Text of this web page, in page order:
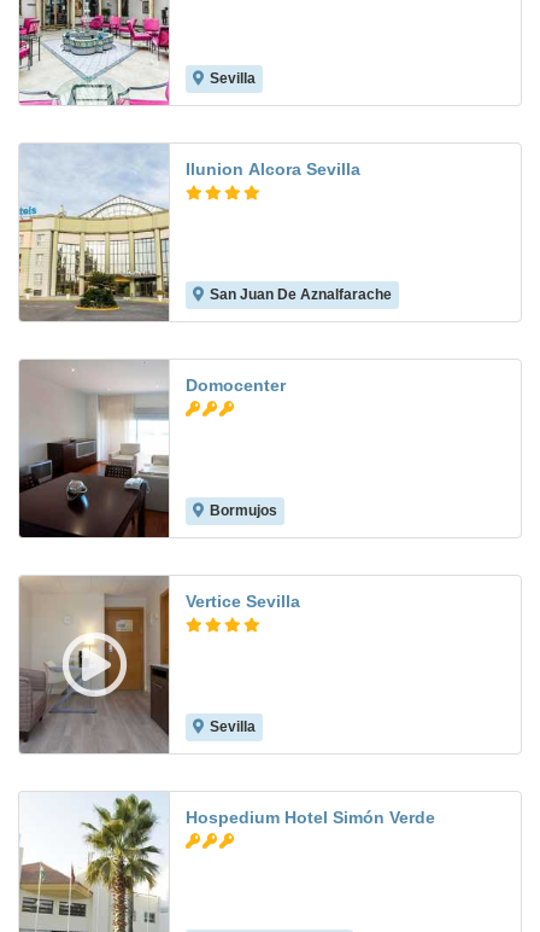
Sevilla
Ilunion Alcora Sevilla
San Juan De Aznalfarache
Domocenter
Bormujos
Vertice Sevilla
Sevilla
Hospedium Hotel Simón Verde